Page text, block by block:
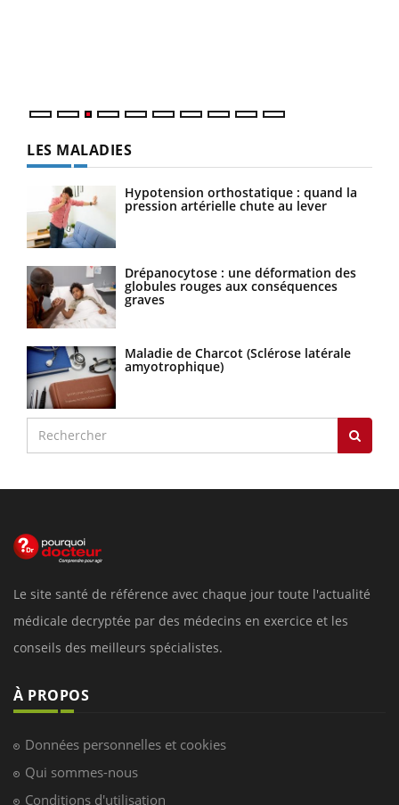
LES MALADIES
Hypotension orthostatique : quand la
pression artérielle chute au lever
Drépanocytose : une déformation des
globules rouges aux conséquences
graves
Maladie de Charcot (Sclérose latérale
amyotrophique)
Le site santé de référence avec chaque jour toute l'actualité
médicale decryptée par des médecins en exercice et les
conseils des meilleurs spécialistes.
À PROPOS
Données personnelles et cookies
Qui sommes-nous
Conditions d'utilisation